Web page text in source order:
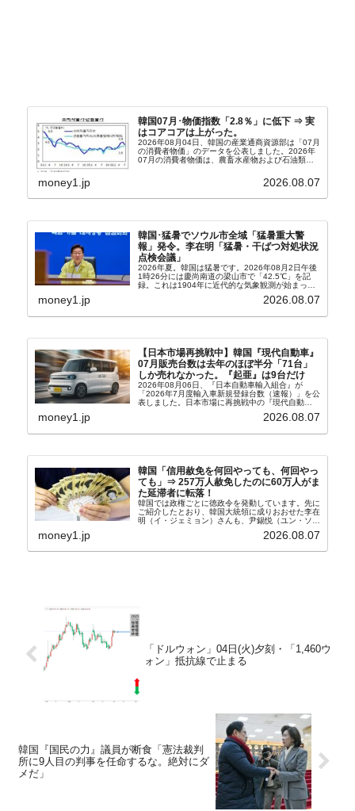
韓国07月･物価指数「2.8％」に低下 ⇒ 実
はコアコアは上がった。
2026年08月04日、韓国の産業通商資源部は「07月
の消費者物価」のデータを公表しました。2026年
07月の消費者物価は、農畜水産物および石油類の
2.8％上昇（06月は3.2％）となり、上昇率は前...
money1.jp 2026.08.07
韓国･猛暑でソウル市全域「猛暑重大警
報」発令。李在明「猛暑・干ばつ対処状況
点検会議」
2026年夏。韓国は猛暑です。2026年08月2日午後
1時26分には慶尚南道の梁山市で「42.5℃」を記
録。これは1904年に近代的な気象観測が始まって
ウル市全域への「猛暑重大警報」が発令され...
money1.jp 2026.08.07
【日本市場再挑戦中】韓国『現代自動車』
07月販売台数は去年のほぼ半分「71台」
しか売れなかった。『起亜』は9台だけ
2026年08月06日、『日本自動車輸入組合』が
「2026年7月度輸入車新規登録台数（速報）」を公
表しました。日本市場に再挑戦中の『現代自動
車』、また日本市場を攻略したい『BYD』の販売
台数はこの中に捉えられているはずです。先月から
money1.jp 2026.08.07
韓国「信用赦免を何回やっても、何回やっ
ても」⇒ 257万人赦免したのに60万人がま
た延滞者に転落！
韓国では政権ごとに徳政令を発動しています。先に
ご紹介したとおり、韓国大統領に成りおおせた李在
明（イ・ジェミョン）さんも、尹錫悦（ユン・ソギ
バンクにして不良債権の買い取りを行い、分割償還
money1.jp 2026.08.07
「ドルウォン」04日(火)夕刻・「1,460ウ
ォン」抵抗線で止まる
韓国『国民の力』議員が断食「憲法裁判
所に9人目の判事を任命するな。絶対にダ
メだ」